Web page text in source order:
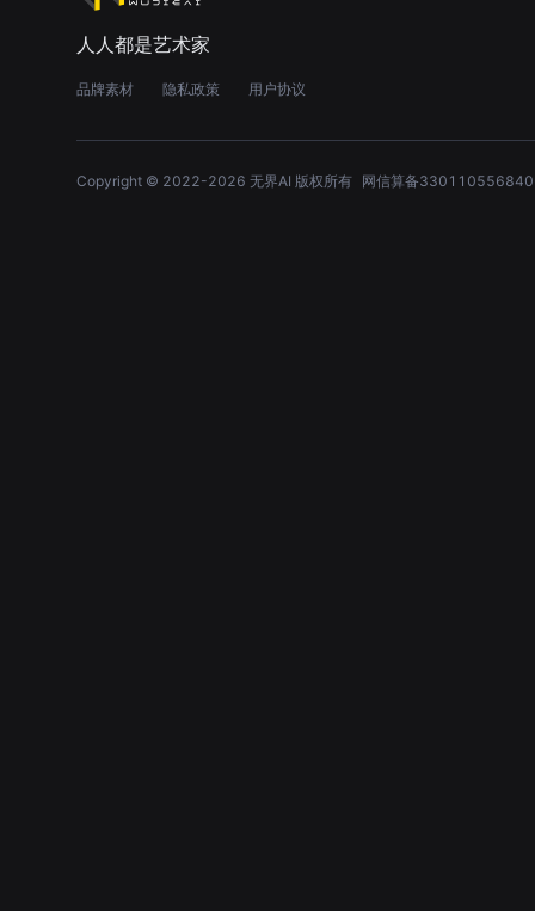
人人都是艺术家
品牌素材 隐私政策 用户协议
Copyright © 2022-2026 无界AI 版权所有 网信算备